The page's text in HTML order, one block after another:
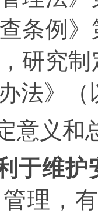
条例
研究
法》
意义和
于维护
理，